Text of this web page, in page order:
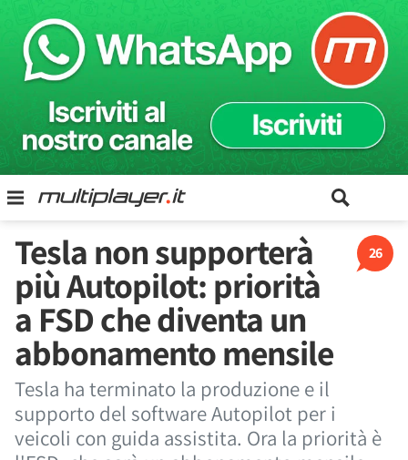
26
Tesla non supporterà
più Autopilot: priorità
a FSD che diventa un
abbonamento mensile
Tesla ha terminato la produzione e il
supporto del software Autopilot per i
veicoli con guida assistita. Ora la priorità è